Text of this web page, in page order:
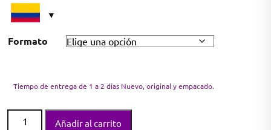
Formato
Tiempo de entrega de 1 a 2 días Nuevo, original y empacado.
Dictadores
Añadir al carrito